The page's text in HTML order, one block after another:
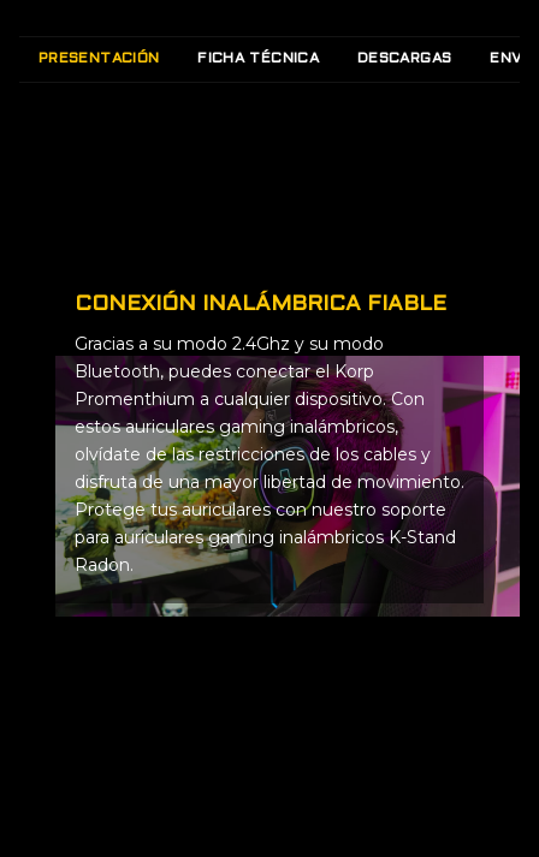
49,99 €.39,99 €.
PRESENTACIÓN FICHA TÉCNICA DESCARGAS
CONEXIÓN INALÁMBRICA FIABLE
Gracias a su modo 2.4Ghz y su modo
Bluetooth, puedes conectar el Korp
Promenthium a cualquier dispositivo. Con
estos auriculares gaming inalámbricos,
olvídate de las restricciones de los cables y
disfruta de una mayor libertad de movimiento.
Protege tus auriculares con nuestro soporte
para auriculares gaming inalámbricos K-Stand
Radon.